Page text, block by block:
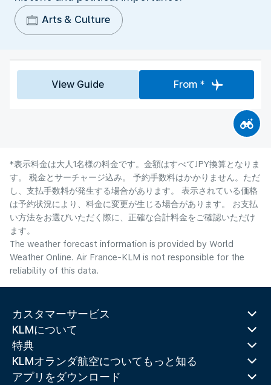
Arts & Culture
View Guide From *
*表示料金は大人1名様の料金です。金額はすべてJPY換算となりま
す。 税金とサーチャージ込み。 予約手数料はかかりません。ただ
し、支払手数料が発生する場合があります。 表示されている価格
は予約状況により、料金に変更が生じる場合があります。 お支払
い方法をお選びいただく際に、正確な合計料金をご確認いただけ
ます。
The weather forecast information is provided by World
Weather Online. Air France-KLM is not responsible for the
reliability of this data.
カスタマーサービス
KLMについて
特典
KLMオランダ航空についてもっと知る
アプリをダウンロード